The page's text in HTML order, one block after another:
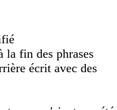
la fin des phrases
écrit avec des